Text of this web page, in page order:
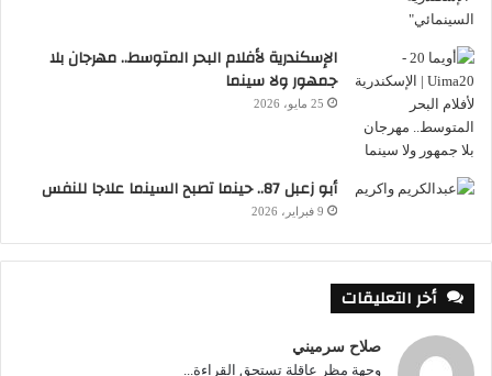
الإسكندرية لأفلام البحر المتوسط.. مهرجان بلا
جمهور ولا سينما
25 مايو، 2026
أبو زعبل 87.. حينما تصبح السينما علاجا للنفس
9 فبراير، 2026
أخر التعليقات
صلاح سرميني
وجهة مظر عاقلة تستحق القراءة...